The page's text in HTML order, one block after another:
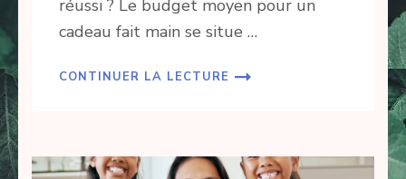
réussi ? Le budget moyen pour un
cadeau fait main se situe …
CONTINUER LA LECTURE